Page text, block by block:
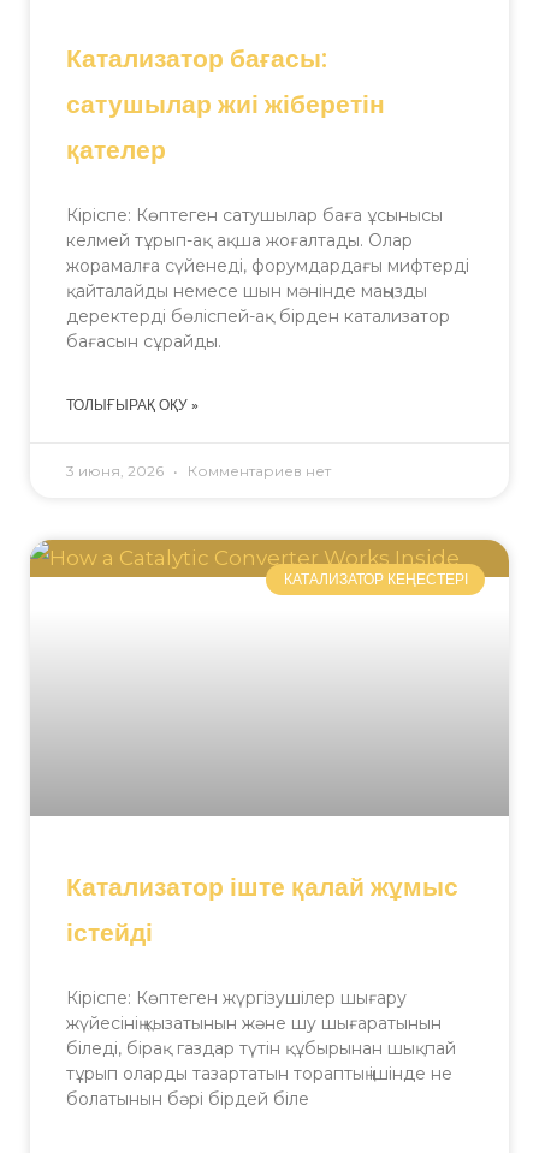
Катализатор бағасы:
сатушылар жиі жіберетін
қателер
Кіріспе: Көптеген сатушылар баға ұсынысы
келмей тұрып-ақ ақша жоғалтады. Олар
жорамалға сүйенеді, форумдардағы мифтерді
қайталайды немесе шын мәнінде маңызды
деректерді бөліспей-ақ бірден катализатор
бағасын сұрайды.
ТОЛЫҒЫРАҚ ОҚУ »
3 июня, 2026 Комментариев нет
КАТАЛИЗАТОР КЕҢЕСТЕРІ
Катализатор іште қалай жұмыс
істейді
Кіріспе: Көптеген жүргізушілер шығару
жүйесінің қызатынын және шу шығаратынын
біледі, бірақ газдар түтін құбырынан шықпай
тұрып оларды тазартатын тораптың ішінде не
болатынын бәрі бірдей біле